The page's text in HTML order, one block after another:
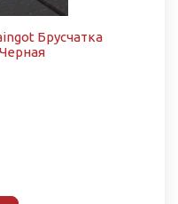
Брусчатка